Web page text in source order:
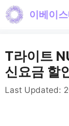
컨
건
너
이베이
T라이트
신요금 할
Last Updated: